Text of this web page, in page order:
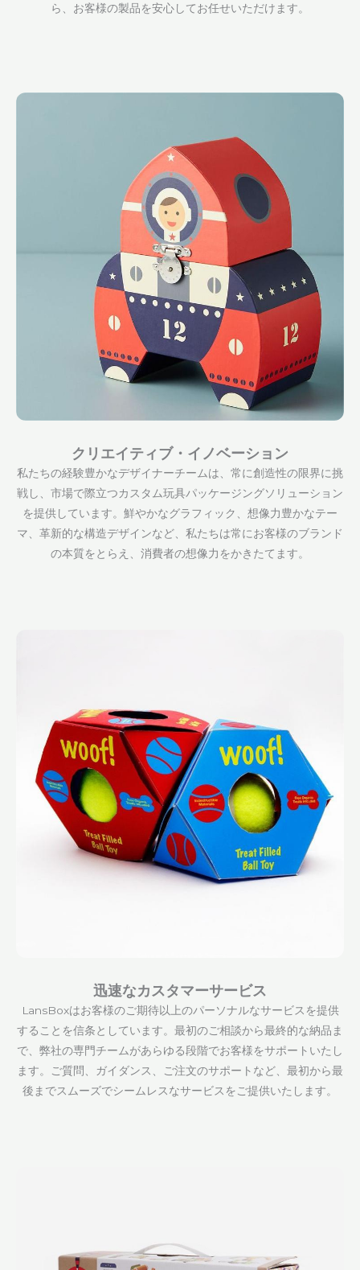
ら、お客様の製品を安心してお任せいただけます。
クリエイティブ・イノベーション
私たちの経験豊かなデザイナーチームは、常に創造性の限界に挑
戦し、市場で際立つカスタム玩具パッケージングソリューション
を提供しています。鮮やかなグラフィック、想像力豊かなテー
マ、革新的な構造デザインなど、私たちは常にお客様のブランド
の本質をとらえ、消費者の想像力をかきたてます。
迅速なカスタマーサービス
LansBoxはお客様のご期待以上のパーソナルなサービスを提供
することを信条としています。最初のご相談から最終的な納品ま
で、弊社の専門チームがあらゆる段階でお客様をサポートいたし
ます。ご質問、ガイダンス、ご注文のサポートなど、最初から最
後までスムーズでシームレスなサービスをご提供いたします。